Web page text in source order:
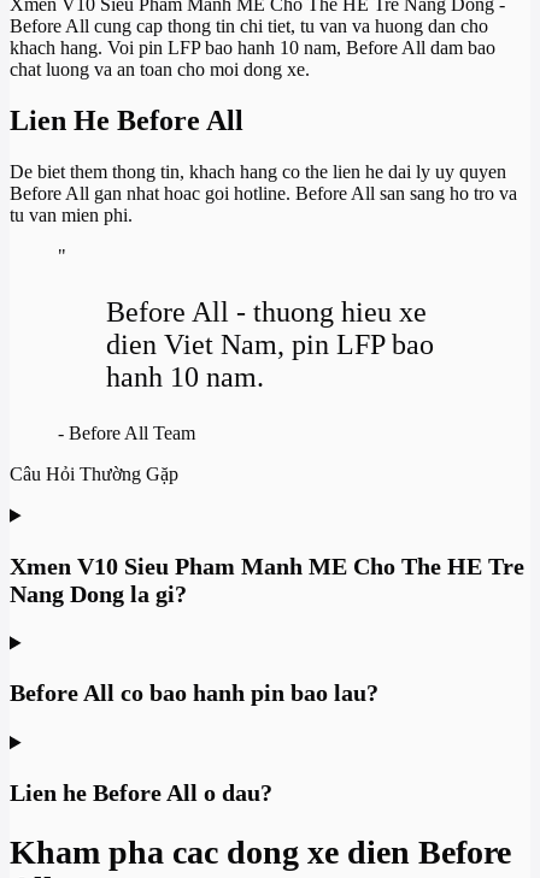
Xmen V10 Sieu Pham Manh ME Cho The HE Tre Nang Dong -
Before All cung cap thong tin chi tiet, tu van va huong dan cho
khach hang. Voi pin LFP bao hanh 10 nam, Before All dam bao
chat luong va an toan cho moi dong xe.
Lien He Before All
De biet them thong tin, khach hang co the lien he dai ly uy quyen
Before All gan nhat hoac goi hotline. Before All san sang ho tro va
tu van mien phi.
"
Before All - thuong hieu xe
dien Viet Nam, pin LFP bao
hanh 10 nam.
- Before All Team
Câu Hỏi Thường Gặp
Xmen V10 Sieu Pham Manh ME Cho The HE Tre
Nang Dong la gi?
Before All co bao hanh pin bao lau?
Lien he Before All o dau?
Kham pha cac dong xe dien Before